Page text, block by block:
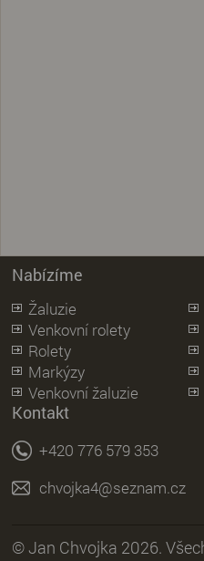
Nabízíme
Žaluzie
Venkovní rolety
Rolety
Markýzy
Venkovní žaluzie
Kontakt
+420 776 579 353
chvojka4@seznam.cz
© Jan Chvojka 2026.